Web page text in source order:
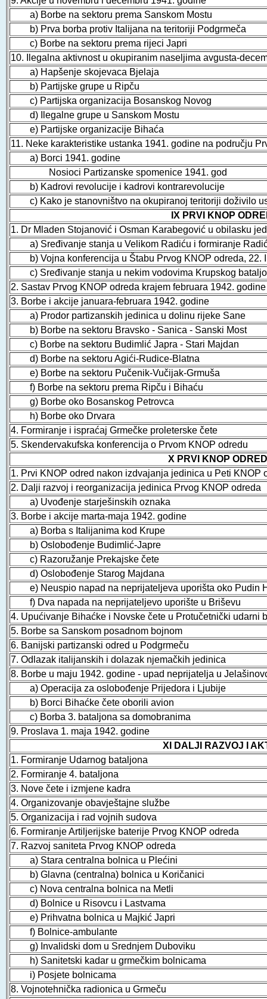
a) Borbe na sektoru prema Sanskom Mostu
b) Prva borba protiv Italijana na teritoriji Podgrmeča
c) Borbe na sektoru prema rijeci Japri
10. Ilegalna aktivnost u okupiranim naseljima avgusta-
a) Hapšenje skojevaca Bjelaja
b) Partijske grupe u Ripču
c) Partijska organizacija Bosanskog Novog
d) Ilegalne grupe u Sanskom Mostu
e) Partijske organizacije Bihaća
11. Neke karakteristike ustanka 1941. godine na području
a) Borci 1941. godine
Nosioci Partizanske spomenice 1941. god
b) Kadrovi revolucije i kadrovi kontrarevolucije
c) Kako je stanovništvo na okupiranoj teritoriji doživilo
IX PRVI KNOP
1. Dr Mladen Stojanović i Osman Karabegović u obilasku
a) Sređivanje stanja u Velikom Radiću i formiranje
b) Vojna konferencija u Štabu Prvog KNOP odreda, 22.
c) Sređivanje stanja u nekim vodovima Krupskog
2. Sastav Prvog KNOP odreda krajem februara 1942. godine
3. Borbe i akcije januara-februara 1942. godine
a) Prodor partizanskih jedinica u dolinu rijeke Sane
b) Borbe na sektoru Bravsko - Sanica - Sanski Most
c) Borbe na sektoru Budimlić Japra - Stari Majdan
d) Borbe na sektoru Agići-Rudice-Blatna
e) Borbe na sektoru Pučenik-Vučijak-Grmuša
f) Borbe na sektoru prema Ripču i Bihaću
g) Borbe oko Bosanskog Petrovca
h) Borbe oko Drvara
4. Formiranje i ispraćaj Grmečke proleterske čete
5. Skendervakufska konferencija o Prvom KNOP odredu
X PRVI KNOP
1. Prvi KNOP odred nakon izdvajanja jedinica u Peti KNOP
2. Dalji razvoj i reorganizacija jedinica Prvog KNOP odreda
a) Uvođenje starješinskih oznaka
3. Borbe i akcije marta-maja 1942. godine
a) Borba s Italijanima kod Krupe
b) Oslobođenje Budimlić-Japre
c) Razoružanje Prekajske čete
d) Oslobođenje Starog Majdana
e) Neuspio napad na neprijateljeva uporišta oko Pudin
f) Dva napada na neprijateljevo uporište u Briševu
4. Upućivanje Bihaćke i Novske čete u Protučetnički udarni
5. Borbe sa Sanskom posadnom bojnom
6. Banijski partizanski odred u Podgrmeču
7. Odlazak italijanskih i dolazak njemačkih jedinica
8. Borbe u maju 1942. godine - upad neprijatelja u
a) Operacija za oslobođenje Prijedora i Ljubije
b) Borci Bihaćke čete oborili avion
c) Borba 3. bataljona sa domobranima
9. Proslava 1. maja 1942. godine
XI DALJI RAZVOJ I
1. Formiranje Udarnog bataljona
2. Formiranje 4. bataljona
3. Nove čete i izmjene kadra
4. Organizovanje obavještajne službe
5. Organizacija i rad vojnih sudova
6. Formiranje Artiljerijske baterije Prvog KNOP odreda
7. Razvoj saniteta Prvog KNOP odreda
a) Stara centralna bolnica u Plećini
b) Glavna (centralna) bolnica u Koričanici
c) Nova centralna bolnica na Metli
d) Bolnice u Risovcu i Lastvama
e) Prihvatna bolnica u Majkić Japri
f) Bolnice-ambulante
g) Invalidski dom u Srednjem Duboviku
h) Sanitetski kadar u grmečkim bolnicama
i) Posjete bolnicama
8. Vojnotehnička radionica u Grmeču